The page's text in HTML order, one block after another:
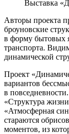
Выставка
Авторы проекта
броуновские
в форму бытовых
транспорта.
динамической
Проект
вариантов
в
«Структура
«Атмосферная
стараются
моментов, из